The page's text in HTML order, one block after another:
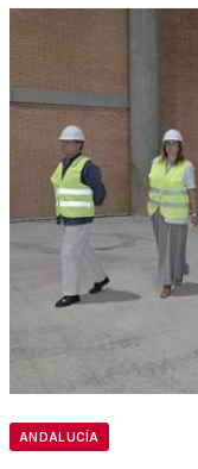
ANDALUCÍA